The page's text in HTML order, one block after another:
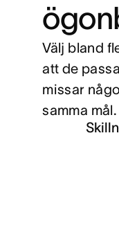
Välj bland
att de
missar
samma mål.